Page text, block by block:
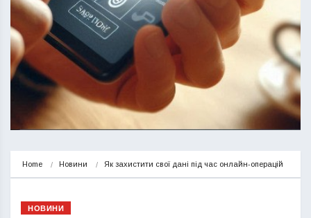
Home Новини Як захистити свої дані під час онлайн-операцій
НОВИНИ